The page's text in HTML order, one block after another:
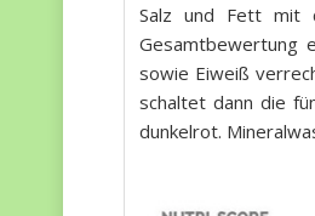
Salz und Fett mit
Gesamtbewertung
sowie Eiweiß
schaltet dann die
dunkelrot.